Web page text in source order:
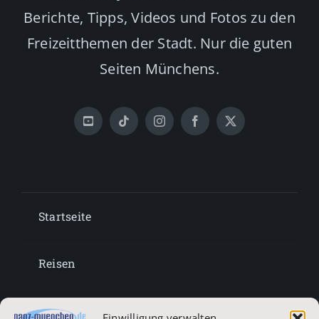
Berichte, Tipps, Videos und Fotos zu den
Freizeitthemen der Stadt. Nur die guten
Seiten Münchens.
Startseite
Reisen
Lifestyle